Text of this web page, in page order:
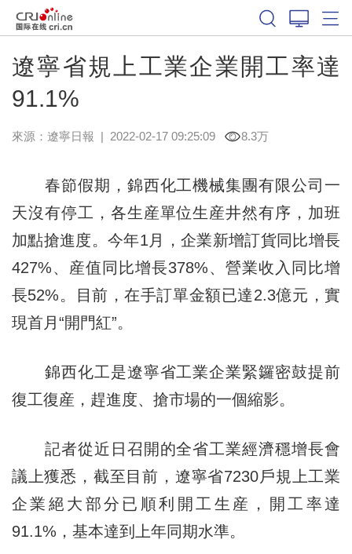
遼寧省規上工業企業開工率達
91.1%
來源： 遼寧日報 | 2022-02-17 09:25:09 8.3万
春節假期，錦西化工機械集團有限公司一
天沒有停工，各生産單位生産井然有序，加班
加點搶進度。今年1月，企業新增訂貨同比增長
427%、産值同比增長378%、營業收入同比增
長52%。目前，在手訂單金額已達2.3億元，實
現首月“開門紅”。
錦西化工是遼寧省工業企業緊鑼密鼓提前
復工復産，趕進度、搶市場的一個縮影。
記者從近日召開的全省工業經濟穩增長會
議上獲悉，截至目前，遼寧省7230戶規上工業
企業絕大部分已順利開工生産，開工率達
91.1%，基本達到上年同期水準。